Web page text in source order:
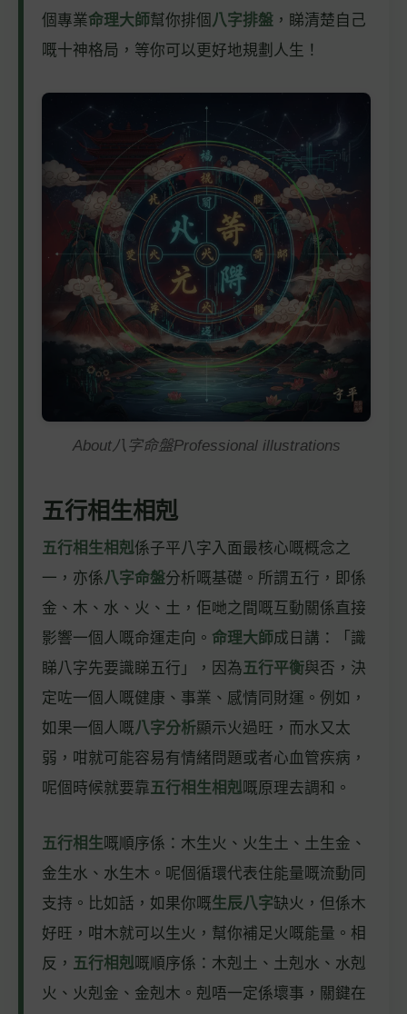
個專業命理大師幫你排個 八字排盤 ，睇清楚自己
嘅十神格局，等你可以更好地規劃人生！
About八字命盤Professional illustrations
五行相生相剋
五行相生相剋係子平八字入面最核心嘅概念之
一，亦係八字命盤分析嘅基礎。所謂五行，即係
金、木、水、火、土，佢哋之間嘅互動關係直接
影響一個人嘅命運走向。 命理大師成日講：「識
睇八字先要識睇五行」，因為五行平衡與否，決
定咗一個人嘅健康、事業、感情同財運。例如，
如果一個人嘅八字分析顯示火過旺，而水又太
弱，咁就可能容易有情緒問題或者心血管疾病，
呢個時候就要靠五行相生相剋嘅原理去調和。
五行相生嘅順序係：木生火、火生土、土生金、
金生水、水生木。呢個循環代表住能量嘅流動同
支持。比如話，如果你嘅生辰八字缺火，但係木
好旺，咁木就可以生火，幫你補足火嘅能量。相
反， 五行相剋嘅順序係：木剋土、土剋水、水剋
火、火剋金、金剋木。剋唔一定係壞事，關鍵在